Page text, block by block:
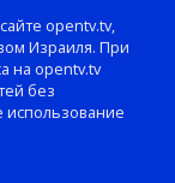
opentv.tv,
Израиля. При
на opentv.tv
без
использование